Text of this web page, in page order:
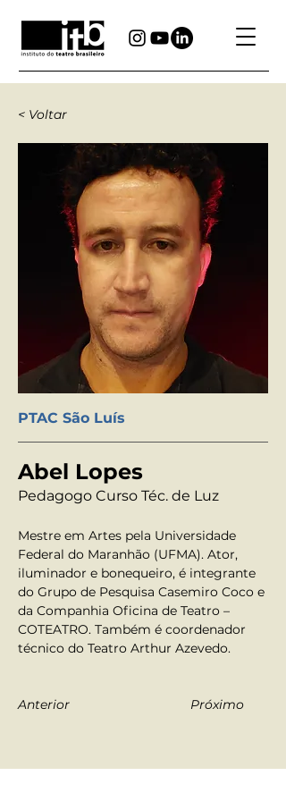
< Voltar
PTAC São Luís
Abel Lopes
Pedagogo Curso Téc. de Luz
Mestre em Artes pela Universidade
Federal do Maranhão (UFMA). Ator,
iluminador e bonequeiro, é integrante
do Grupo de Pesquisa Casemiro Coco e
da Companhia Oficina de Teatro –
COTEATRO. Também é coordenador
Anterior Próximo